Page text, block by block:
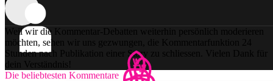
Weil wir die Kommentar-Debatten weiterhin persönlich moderieren
möchten, sehen wir uns gezwungen, die Kommentarfunktion 24
Stunden nach Publikation einer Story zu schliessen. Vielen Dank für
dein Verständnis!
Die beliebtesten Kommentare